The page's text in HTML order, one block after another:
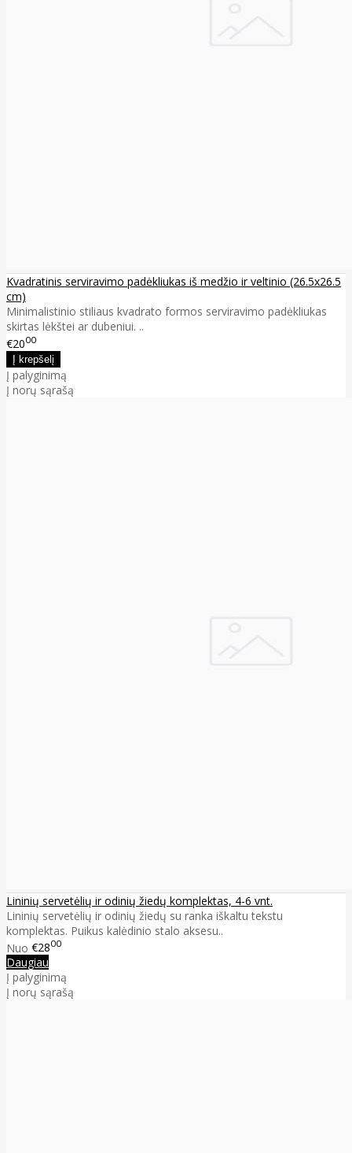
Kvadratinis serviravimo padėkliukas iš medžio ir veltinio (26.5x26.5
cm)
Minimalistinio stiliaus kvadrato formos serviravimo padėkliukas
skirtas lėkštei ar dubeniui. ..
€2000
Į palyginimą
Į norų sąrašą
Lininių servetėlių ir odinių žiedų komplektas, 4-6 vnt.
Lininių servetėlių ir odinių žiedų su ranka iškaltu tekstu
komplektas. Puikus kalėdinio stalo aksesu..
Nuo €2800
Daugiau
Į palyginimą
Į norų sąrašą